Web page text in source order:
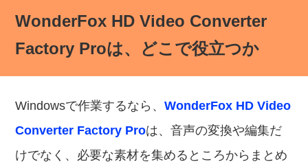
WonderFox HD Video Converter
Factory Proは、どこで役立つか
Windowsで作業するなら、WonderFox HD Video
Converter Factory Proは、音声の変換や編集だ
けでなく、必要な素材を集めるところからまとめ